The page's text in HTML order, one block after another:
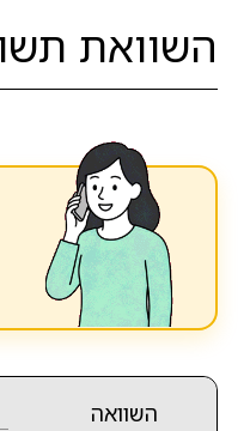
השוואת
השוואה